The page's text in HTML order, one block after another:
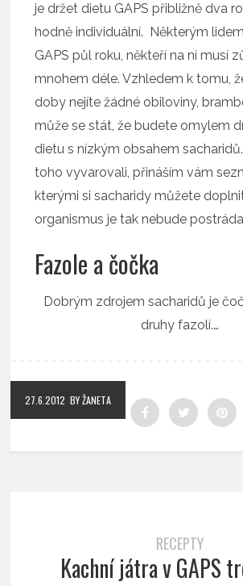
je držet dietu GAPS přibližně dva
hodně individuální. Některým
GAPS půl roku, někteří na ní musí
mnohem déle. Vzhledem k tomu,
doby nejíte žádné obiloviny,
může se stát, že budete omylem
dietu s nízkým obsahem
toho vyvarovali, přináším vám
kterými si sacharidy můžete
organismus je tak nebude
Fazole a čočka
Dobrým zdrojem sacharidů je
druhy fazolí.…
27.6.2012 BY ŽANETA
RECEPTY
Kachní játra v GAPS